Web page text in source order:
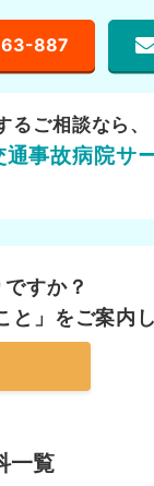
887
るご相談なら、
通事故病院サ
すか？
と」をご案内
一覧